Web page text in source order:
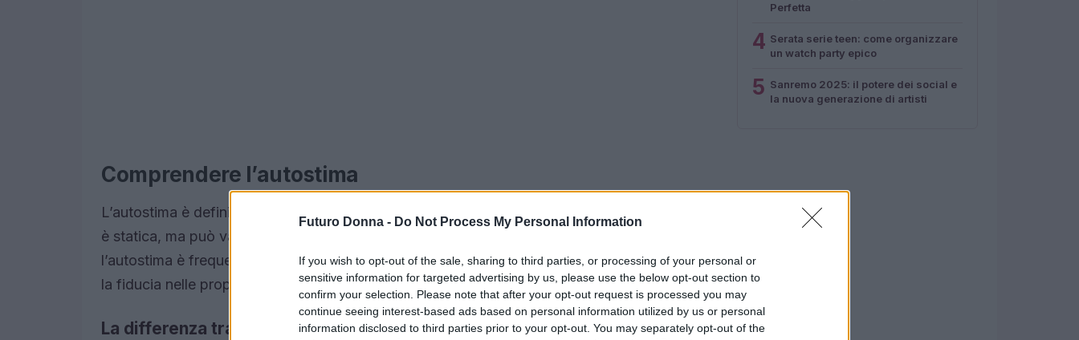
Futuro Donna - Do Not Process My Personal Information
If you wish to opt-out of the sale, sharing to third parties, or processing of your personal or
sensitive information for targeted advertising by us, please use the below opt-out section to
confirm your selection. Please note that after your opt-out request is processed you may
continue seeing interest-based ads based on personal information utilized by us or personal
information disclosed to third parties prior to your opt-out. You may separately opt-out of the
Comprendere l’autostima
L’autostima è definita come la valutazione soggettiva e affettiva di se stessi. Essa non
è statica, ma può variare in base alle esperienze e alle situazioni vissute. In psicologia,
l’autostima è frequentemente correlata al concetto diautoefficacia, che rappresenta
la fiducia nelle proprie capacità di affrontare compiti specifici.
La differenza tra autostima e concetto di sé
Perfetta
4 Serata serie teen: come organizzare
un watch party epico
5 Sanremo 2025: il potere dei social e
la nuova generazione di artisti